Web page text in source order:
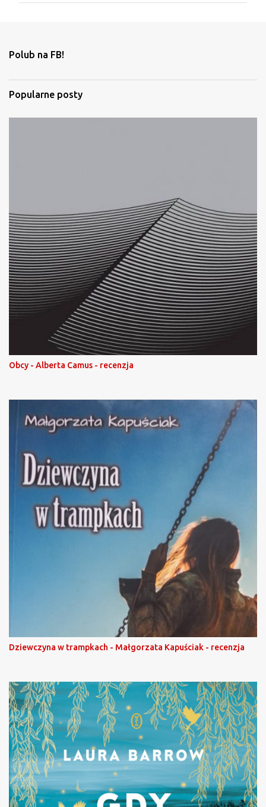
t
r
z
e
Polub na FB!
Popularne posty
Obcy - Alberta Camus - recenzja
Dziewczyna w trampkach - Małgorzata Kapuściak - recenzja